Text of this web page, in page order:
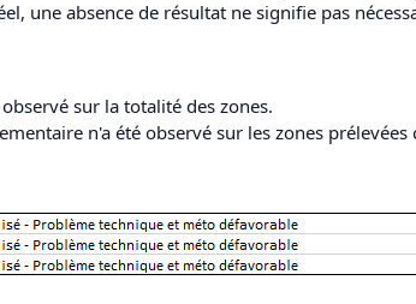
une absence de résultat ne signifie pas
sur la totalité des zones.
n'a été observé sur les zones prélevées